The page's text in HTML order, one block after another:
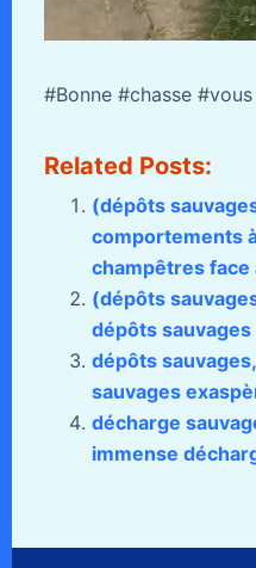
#Bonne #chasse #vous
Related Posts:
(dépôts
comportements
champêtres face
(dépôts
dépôts
dépôts
sauvages
décharge
immense